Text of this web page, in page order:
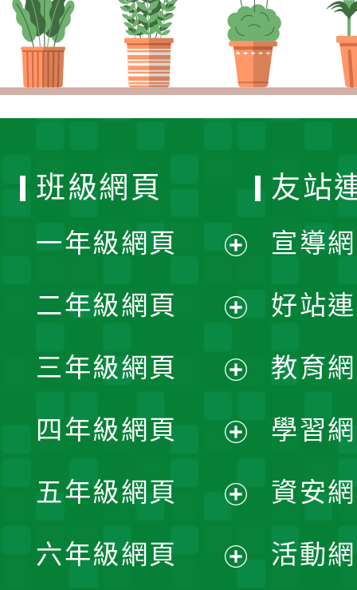
班級網頁
一年級網頁
開
選
單
二年級網頁
開
選
單
三年級網頁
開
選
單
四年級網頁
開
選
五年級網頁
開
六年級網頁
友站
宣導
好站
教育
學習
資安
活動